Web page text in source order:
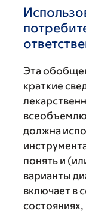
Эта
краткие
должна
понять и
варианты
включает в